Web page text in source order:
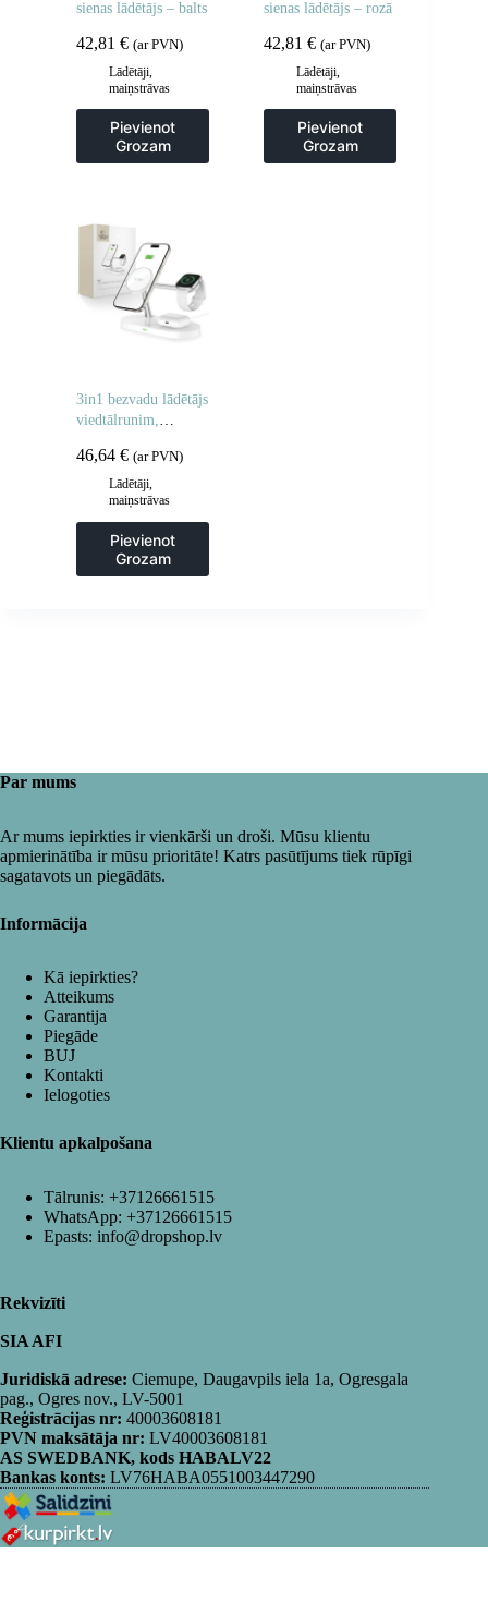
sienas lādētājs – balts
42,81 € (ar PVN)
Lādētāji,
maiņstrāvas
Pievienot
Grozam
sienas lādētājs – rozā
42,81€ (ar PVN)
Lādētāji,
maiņstrāvas
Pievienot
Grozam
3in1 bezvadu lādētājs
viedtālrunim,
austiņām ar MagSafe
aizsardzību – balts
46,64 € (ar PVN)
Lādētāji,
maiņstrāvas
Pievienot
Grozam
Par mums
Ar mums iepirkties ir vienkārši un droši. Mūsu klientu
apmierinātība ir mūsu prioritāte! Katrs pasūtījums tiek rūpīgi
sagatavots un piegādāts.
Informācija
Kā iepirkties?
Atteikums
Garantija
Piegāde
BUJ
Kontakti
Ielogoties
Klientu apkalpošana
Tālrunis: +37126661515
WhatsApp: +37126661515
Epasts: info@dropshop.lv
Rekvizīti
SIA AFI
Juridiskā adrese: Ciemupe, Daugavpils iela 1a, Ogresgala
pag., Ogres nov., LV-5001
Reģistrācijas nr: 40003608181
PVN maksātāja nr: LV40003608181
AS SWEDBANK, kods HABALV22
Bankas konts: LV76HABA0551003447290